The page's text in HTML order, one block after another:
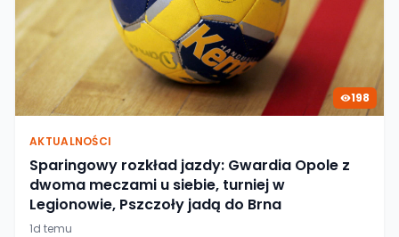
198
AKTUALNOŚCI
Sparingowy rozkład jazdy: Gwardia Opole z
dwoma meczami u siebie, turniej w
Legionowie, Pszczoły jadą do Brna
1d temu